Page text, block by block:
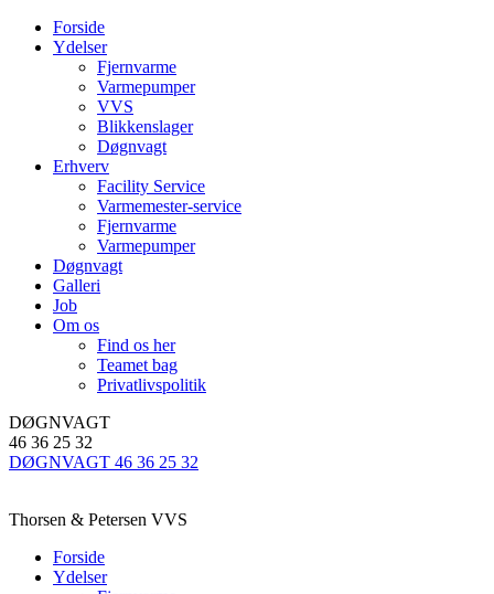
Forside
Ydelser
Fjernvarme
Varmepumper
VVS
Blikkenslager
Døgnvagt
Erhverv
Facility Service
Varmemester-service
Fjernvarme
Varmepumper
Døgnvagt
Galleri
Job
Om os
Find os her
Teamet bag
Privatlivspolitik
DØGNVAGT
46 36 25 32
DØGNVAGT 46 36 25 32
Thorsen & Petersen VVS
Forside
Ydelser